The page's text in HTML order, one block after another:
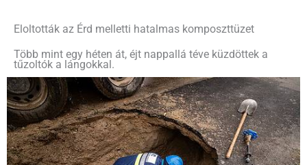
Eloltották az Érd melletti hatalmas komposzttüzet
Több mint egy héten át, éjt nappallá téve küzdöttek a
tűzoltók a lángokkal.